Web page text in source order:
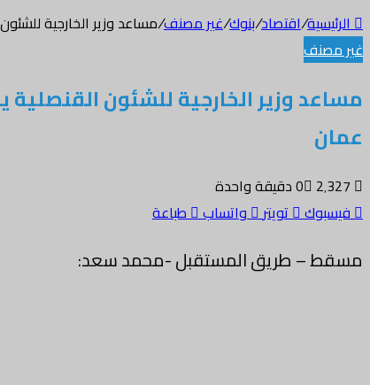
الرئيسية/اقتصاد/بنوك/غير مصنف/مساعد وزير الخارجية
غير مصنف
مساعد وزير الخارجية للشئون
عمان
0 2٬327
دقيقة واحدة
فيسبوك تويتر واتساب طباعة
مسقط – طريق المستقبل -محمد سعد: